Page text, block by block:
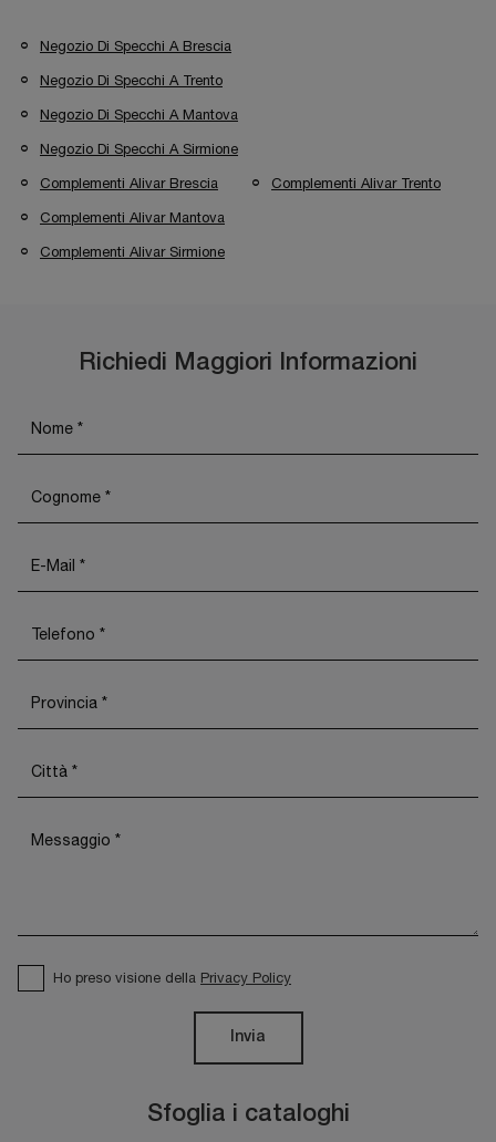
Negozio Di Specchi A Brescia
Negozio Di Specchi A Trento
Negozio Di Specchi A Mantova
Negozio Di Specchi A Sirmione
Complementi Alivar Brescia Complementi Alivar Trento
Complementi Alivar Mantova
Complementi Alivar Sirmione
Sfoglia i cataloghi
Richiedi Maggiori Informazioni
Ho preso visione della Privacy Policy
Invia